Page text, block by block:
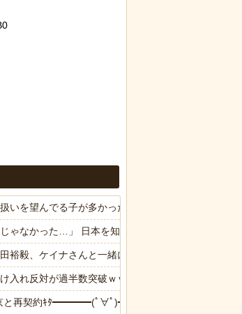
めたので、夫経由で「ガンではないか」と伝えた
型)の血液型を調べてみよう」→ 結果・・・
く理由は思いつかないけど強いてあげるとすれば
いを望んでる子が多かった
ゃなかった…」 日本を知ってしまったディズニー信
裕毅、ケイナさんと一緒に酒蔵巡りをしている模様
入れ反対が過半数突破ｗｗｗ
京と再契約ｷﾀ━━━━(ﾟ∀ﾟ)━━━━!!